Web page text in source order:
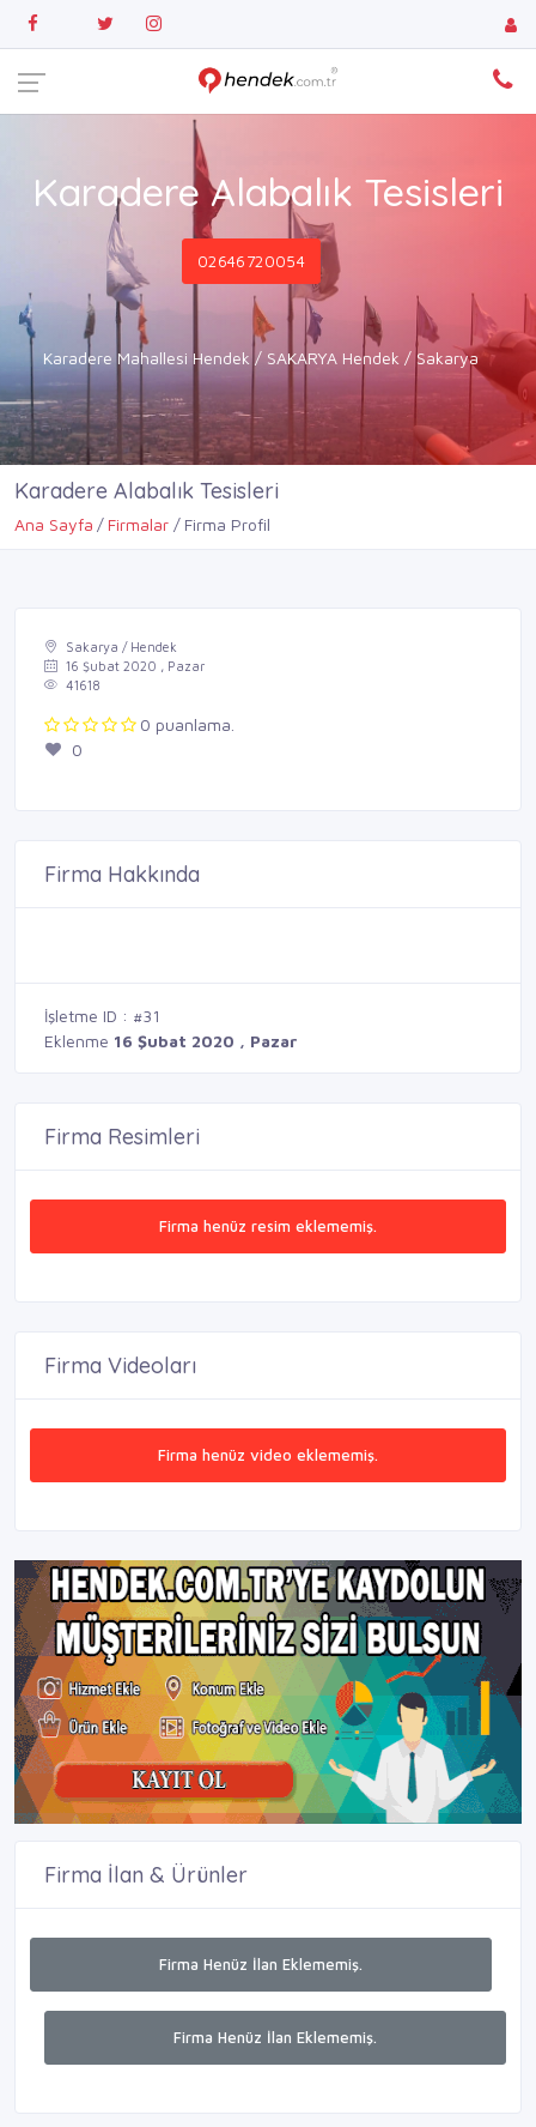
Karadere Alabalık Tesisleri
02646720054
Karadere Mahallesi Hendek / SAKARYA Hendek / Sakarya
Karadere Alabalık Tesisleri
Ana Sayfa Firmalar Firma Profil
Sakarya / Hendek
16 Şubat 2020 , Pazar
41618
0 puanlama.
0
Firma Hakkında
İşletme ID : #31
Eklenme 16 Şubat 2020 , Pazar
Firma Resimleri
Firma henüz resim eklememiş.
Firma Videoları
Firma henüz video eklememiş.
Firma İlan & Ürünler
Firma Henüz İlan Eklememiş.
Firma Henüz İlan Eklememiş.